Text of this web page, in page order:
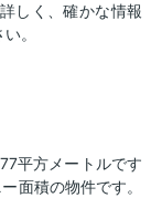
しく、確かな情報
。
平方メートルです
面積の物件です。